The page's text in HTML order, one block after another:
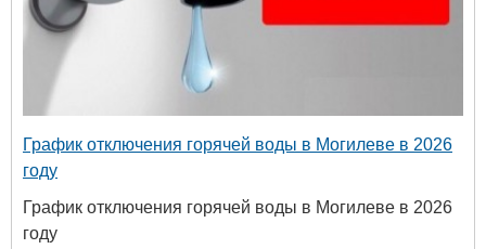
График отключения горячей воды в Могилеве в 2026
году
График отключения горячей воды в Могилеве в 2026
году